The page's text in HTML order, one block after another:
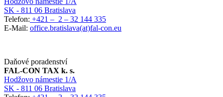
SK - 811 06 Bratislava
Telefon: +421 – 2 – 32 144 335
E-Mail: office.bratislava(at)fal-con.eu
Daňové poradenství
FAL-CON TAX k. s.
Hodžovo námestie 1/A
SK - 811 06 Bratislava